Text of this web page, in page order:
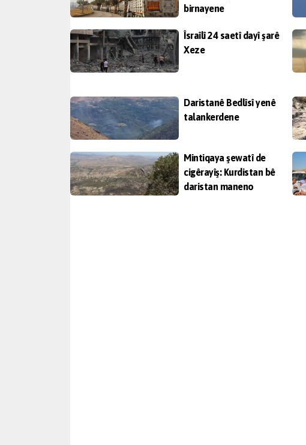
birnayene
Îsraîlî 24 saetî dayî şarê
Xeze
Daristanê Bedlîsî yenê
talankerdene
Mintiqaya şewatî de
cigêrayîş: Kurdistan bê
daristan maneno